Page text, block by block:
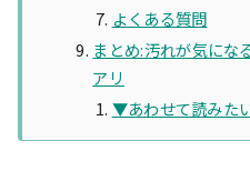
よくある質問
まとめ:汚れが気にな
アリ
▼あわせて読みた